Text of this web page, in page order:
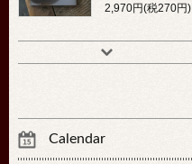
2,970円(税270円)
Calendar